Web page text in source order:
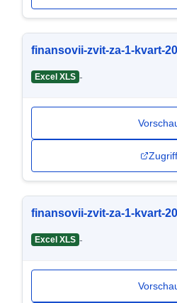
finansovii-zvit-za-1-kvart-
Excel XLS -
Zugriff
finansovii-zvit-za-1-kvart-
Excel XLS -